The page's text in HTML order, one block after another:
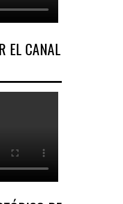
EL CANAL